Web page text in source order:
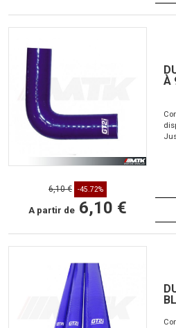
À
6,10 € -45.72%
A partir de 6,10 €